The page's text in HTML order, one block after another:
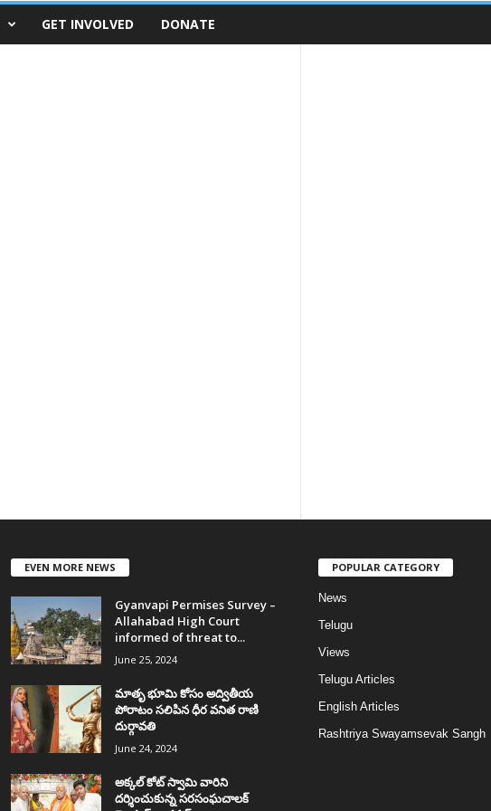
GET INVOLVED DONATE
EVEN MORE NEWS
Gyanvapi Permises Survey –
Allahabad High Court
informed of threat to...
June 25, 2024
మాతృ భూమి కోసం అద్వితీయ
పోరాటం సలిపిన ధీర వనిత రాణి
దుర్గావతి
June 24, 2024
అక్కల్‌ కోట్‌ స్వామి వారిని
దర్శించుకున్న సరసంఘచాలక్
POPULAR CATEGORY
News
Telugu
Views
Telugu Articles
English Articles
Rashtriya Swayamsevak Sangh